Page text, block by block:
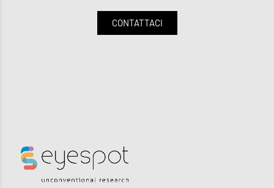
CONTATTACI